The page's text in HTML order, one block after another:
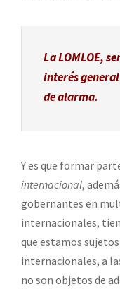
La LOMLOE,
interés
de alarma.
Y es que formar
internacional,
gobernantes en
internacionales,
que estamos
internacionales, a
no son objetos de